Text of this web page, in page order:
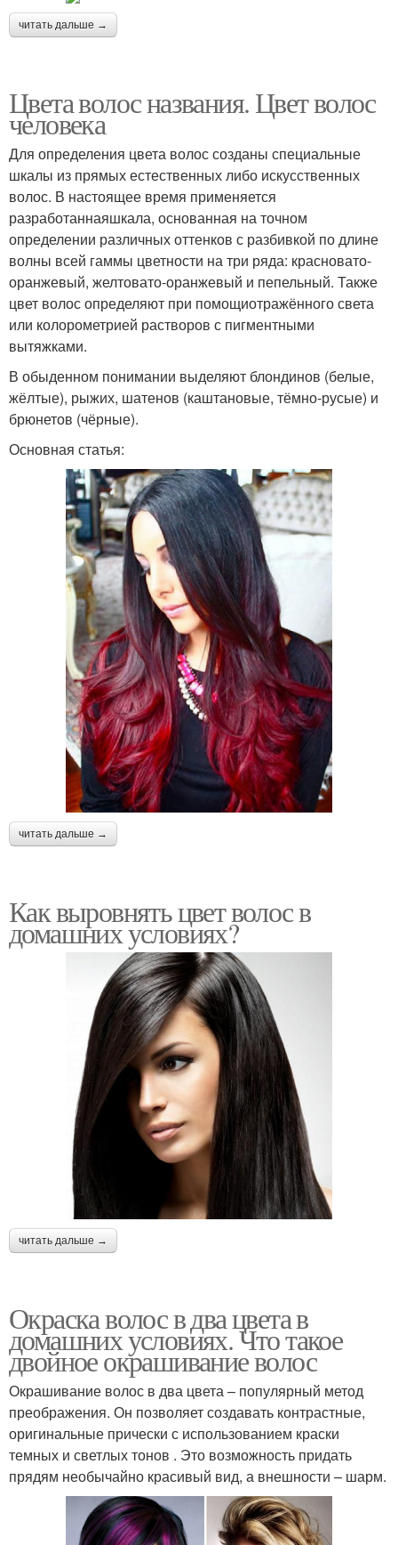
читать дальше →
Цвета волос названия. Цвет волос
человека
Для определения цвета волос созданы специальные
шкалы из прямых естественных либо искусственных
волос. В настоящее время применяется
разработаннаяшкала, основанная на точном
определении различных оттенков с разбивкой по длине
волны всей гаммы цветности на три ряда: красновато-
оранжевый, желтовато-оранжевый и пепельный. Также
цвет волос определяют при помощиотражённого света
или колорометрией растворов с пигментными
вытяжками.
В обыденном понимании выделяют блондинов (белые,
жёлтые), рыжих, шатенов (каштановые, тёмно-русые) и
брюнетов (чёрные).
Основная статья:
читать дальше →
Как выровнять цвет волос в
домашних условиях?
читать дальше →
Окраска волос в два цвета в
домашних условиях. Что такое
двойное окрашивание волос
Окрашивание волос в два цвета – популярный метод
преображения. Он позволяет создавать контрастные,
оригинальные прически с использованием краски
темных и светлых тонов . Это возможность придать
прядям необычайно красивый вид, а внешности – шарм.